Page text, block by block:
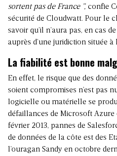
sortent pas de France ”, confie
sécurité de Cloudwatt. Pour le
savoir qu’il n’aura pas, en cas
auprès d’une juridiction située à
La fiabilité est bonne
En effet, le risque que des
soient compromises n’est pas
logicielle ou matérielle se
défaillances de Microsoft Azure
février 2013, pannes de
de données de la côte est des
l’ouragan Sandy en octobre